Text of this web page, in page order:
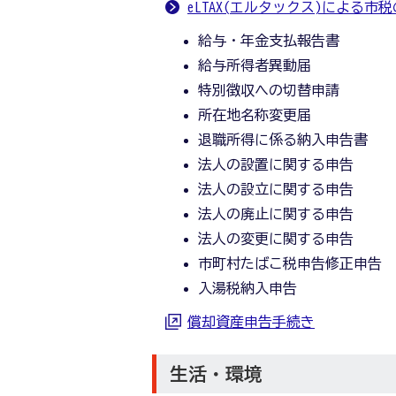
eLTAX(エルタックス)による市
給与・年金支払報告書
給与所得者異動届
特別徴収への切替申請
所在地名称変更届
退職所得に係る納入申告書
法人の設置に関する申告
法人の設立に関する申告
法人の廃止に関する申告
法人の変更に関する申告
市町村たばこ税申告修正申告
入湯税納入申告
償却資産申告手続き
生活・環境